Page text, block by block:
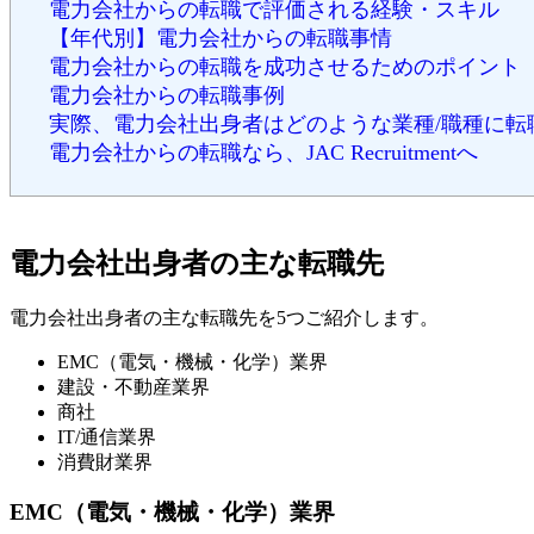
電力会社からの転職で評価される経験・スキル
【年代別】電力会社からの転職事情
電力会社からの転職を成功させるためのポイント
電力会社からの転職事例
実際、電力会社出身者はどのような業種/職種に転
電力会社からの転職なら、JAC Recruitmentへ
電力会社出身者の主な転職先
電力会社出身者の主な転職先を5つご紹介します。
EMC（電気・機械・化学）業界
建設・不動産業界
商社
IT/通信業界
消費財業界
EMC（電気・機械・化学）業界